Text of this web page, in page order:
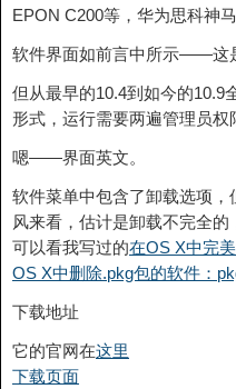
EPON C200等，华为思科神马
软件界面如前言中所示——这
但从最早的10.4到如今的10.9
形式，运行需要两遍管理员权
嗯——界面英文。
软件菜单中包含了卸载选项
风来看，估计是卸载不完全
可以看我写过的在OS X中完
OS X中删除.pkg包的软件：
下载地址
它的官网在这里
下载页面